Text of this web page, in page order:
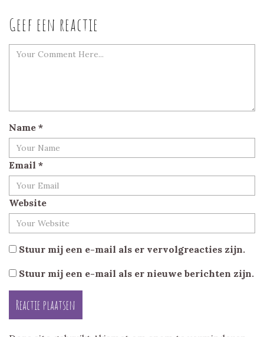
Geef een reactie
Name *
Email *
Website
Stuur mij een e-mail als er vervolgreacties zijn.
Stuur mij een e-mail als er nieuwe berichten zijn.